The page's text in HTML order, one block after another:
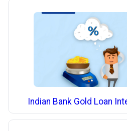
Indian Bank Gold Loan